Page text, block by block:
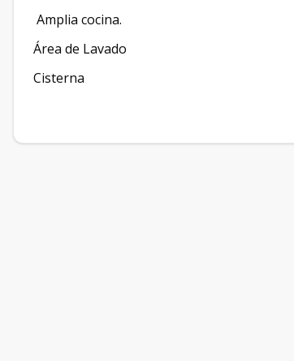
Amplia cocina.
Área de Lavado
Cisterna